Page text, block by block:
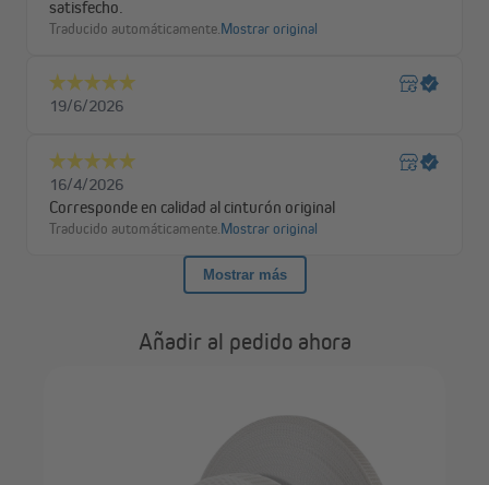
Añadir al pedido ahora